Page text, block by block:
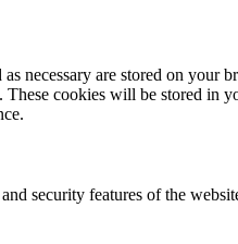
necessary are stored on your
These cookies will be stored in
security features of the